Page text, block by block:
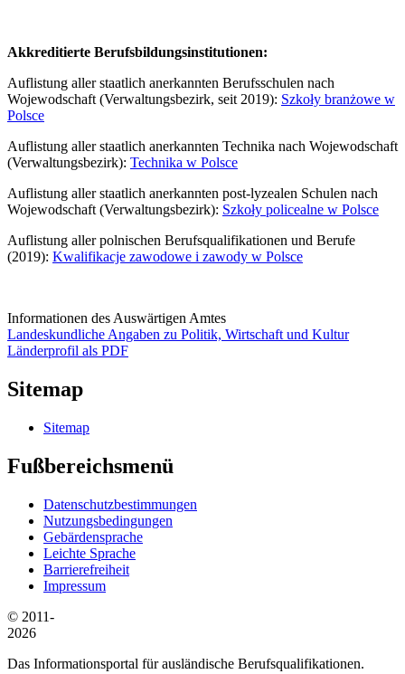
Akkreditierte Berufsbildungsinstitutionen:
Auflistung aller staatlich anerkannten Berufsschulen nach
Wojewodschaft (Verwaltungsbezirk, seit 2019): Szkoły branżowe w
Polsce
Auflistung aller staatlich anerkannten Technika nach Wojewodschaft
(Verwaltungsbezirk): Technika w Polsce
Auflistung aller staatlich anerkannten post-lyzealen Schulen nach
Wojewodschaft (Verwaltungsbezirk): Szkoły policealne w Polsce
Auflistung aller polnischen Berufsqualifikationen und Berufe
(2019): Kwalifikacje zawodowe i zawody w Polsce
Informationen des Auswärtigen Amtes
Landeskundliche Angaben zu Politik, Wirtschaft und Kultur
Länderprofil als PDF
Sitemap
Sitemap
Fußbereichsmenü
Datenschutzbestimmungen
Nutzungsbedingungen
Gebärdensprache
Leichte Sprache
Barrierefreiheit
Impressum
© 2011-
2026
Das Informationsportal für ausländische Berufsqualifikationen.